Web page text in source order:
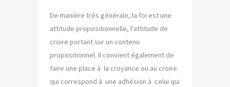
De manière très générale, la foi est une
attitude propositionnelle, l'attitude de
croire portant sur un contenu
propositionnel. Il convient également de
faire une place à la croyance ou au croire
qui correspond à une adhésion à celui qui